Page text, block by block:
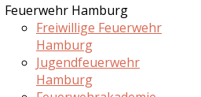
Feuerwehr Hamburg
Freiwillige Feuerwehr
Hamburg
Jugendfeuerwehr
Hamburg